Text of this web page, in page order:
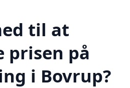
til at
prisen på
i Bovrup?